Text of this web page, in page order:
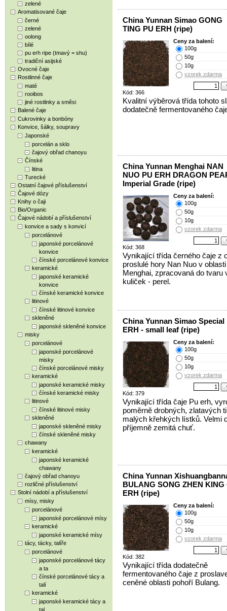
zelené
Aromatisované čaje
černé
zelené
oolong
bílé
pu erh ripe (tmavý = shu)
tradiční asijské
Ovocné čaje
Rostlinné čaje
maté
rooibos
jiné rostlinky a směsi
Balené čaje
Cukrovinky a bonbóny
Konvice, šálky, soupravy
Japonské
porcelán a sklo
čajový obřad chanoyu
Čínské
litina
Turecké
Ostatní čajové příslušenství
Čajové dózy
Knihy o čaji
Bio/Organic
Čajové nádobí a příslušenství
konvice a sady s konvicí
porcelánové
japonské porcelánové
konvice
čínské porcelánové konvice
keramické
japonské keramické
konvice
čínské keramické konvice
litinové
čínské litinové konvice
skleněné
japonské skleněné konvice
misky
porcelánové
japonské porcelánové
misky
čínské porcelánové misky
keramické
japonské keramické misky
čínské keramické misky
litinové
čínské litinové misky
skleněné
japonské skleněné misky
čínské skleněné misky
chawany
keramické
japonské keramické
chawany
čajový obřad chanoyu
rozličné příslušenství
Stolní nádobí a příslušenství
mísy, misky
porcelánové
japonské porcelánové mísy
keramické
japonské keramické mísy
tácy, tácky, talíře
porcelánové
japonské porcelánové tácy
a ta
čínské porcelánové tácy a
talí
keramické
japonské keramické tácy a
tal
China Yunnan Simao GONG
TING PU ERH (ripe)
Kód: 366
Ceny za balení:
100g
50g
10g
vzorek zdarma
Kvalitní výběrová třída tohoto
dodatečně fermentovaného
China Yunnan Menghai NAN
NUO PU ERH DRAGON
Imperial Grade (ripe)
Kód: 368
Ceny za balení:
100g
50g
10g
vzorek zdarma
Vynikající třída černého čaje z
proslulé hory Nan Nuo v oblasti
Menghai, zpracovaná do tvaru
kuliček - perel.
China Yunnan Simao Special
ERH - small leaf (ripe)
Kód: 379
Ceny za balení:
100g
50g
10g
vzorek zdarma
Vynikající třída čaje Pu erh,
poměrně drobných, zlatavých
malých křehkých lístků. Velmi
příjemně zemitá chuť.
China Yunnan
BULANG SONG ZHEN KING
ERH (ripe)
Kód: 382
Ceny za balení:
100g
50g
10g
vzorek zdarma
Vynikající třída dodatečně
fermentovaného čaje z
ceněné oblasti pohoří Bulang.